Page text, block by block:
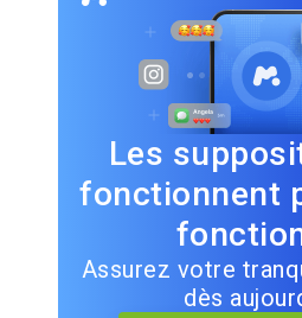
Les
fonctionnent
Assurez votre
dès